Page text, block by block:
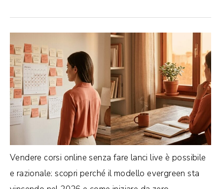
Vendere corsi online senza fare lanci live è possibile
e razionale: scopri perché il modello evergreen sta